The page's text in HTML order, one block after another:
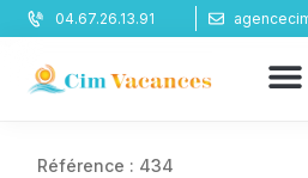
Panneau de gestion des cookies
04.67.26.13.91
Référence : 434